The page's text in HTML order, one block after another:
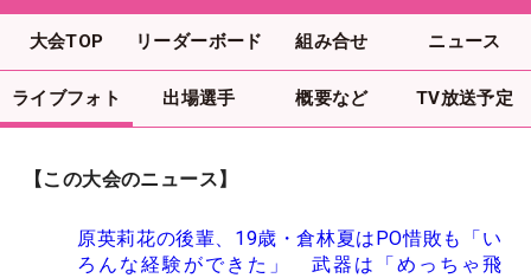
大会TOP リーダーボード 組み合せ ニュース
ライブフォト 出場選手 概要など TV放送予定
【この大会のニュース】
原英莉花の後輩、19歳・倉林夏はPO惜敗も「い
ろんな経験ができた」 武器は「めっちゃ飛